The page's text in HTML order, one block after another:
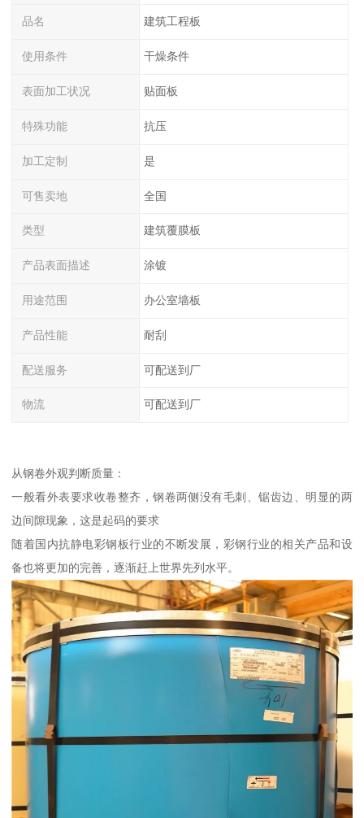
品名 建筑工程板
使用条件 干燥条件
表面加工状况 贴面板
特殊功能 抗压
加工定制 是
可售卖地 全国
类型 建筑覆膜板
产品表面描述 涂镀
用途范围 办公室墙板
产品性能 耐刮
配送服务 可配送到厂
物流 可配送到厂
从钢卷外观判断质量：
一般看外表要求收卷整齐，钢卷两侧没有毛刺、锯齿边、明显的两
边间隙现象，这是起码的要求
随着国内抗静电彩钢板行业的不断发展，彩钢行业的相关产品和设
备也将更加的完善，逐渐赶上世界先列水平。